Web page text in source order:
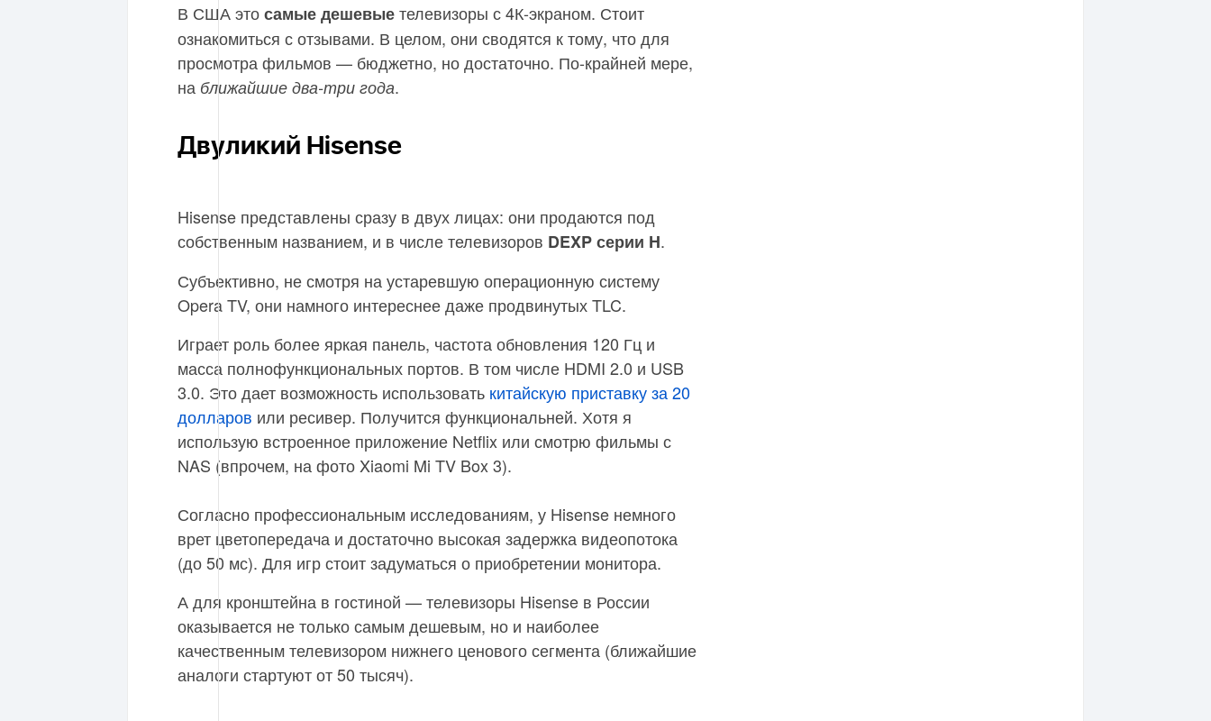
В США этосамые дешевыетелевизоры с 4К-экраном. Стоит
ознакомиться с отзывами. В целом, они сводятся к тому, что для
просмотра фильмов — бюджетно, но достаточно. По-крайней мере,
на ближайшие два-три года.
Двуликий Hisense
Hisense представлены сразу в двух лицах: они продаются под
собственным названием, и в числе телевизоров DEXP серии H.
Субъективно, не смотря на устаревшую операционную систему
Opera TV, они намного интереснее даже продвинутых TLC.
Играет роль более яркая панель, частота обновления 120 Гц и
масса полнофункциональных портов. В том числе HDMI 2.0 и USB
3.0. Это дает возможность использовать китайскую приставку за 20
долларов или ресивер. Получится функциональней. Хотя я
использую встроенное приложение Netflix или смотрю фильмы с
NAS (впрочем, на фото Xiaomi Mi TV Box 3).
Согласно профессиональным исследованиям, у Hisense немного
врет цветопередача и достаточно высокая задержка видеопотока
(до 50 мс). Для игр стоит задуматься о приобретении монитора.
А для кронштейна в гостиной — телевизоры Hisense в России
оказывается не только самым дешевым, но и наиболее
качественным телевизором нижнего ценового сегмента (ближайшие
аналоги стартуют от 50 тысяч).